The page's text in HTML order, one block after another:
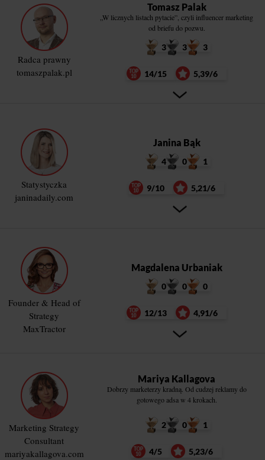
Radca prawny
tomaszpalak.pl
Tomasz Palak
„W licznych listach pytacie”, czyli influencer marketing
od briefu do pozwu.
3 3 3
14/15 5,39/6
Statystyczka
janinadaily.com
Janina Bąk
4 0 1
9/10 5,21/6
Founder & Head of
Strategy
MaxTractor
Magdalena Urbaniak
0 0 0
12/13 4,91/6
Marketing Strategy
Consultant
mariyakallagova.com
Mariya Kallagova
Dobrzy marketerzy kradną. Od cudzej reklamy do
gotowego adsa w 4 krokach.
2 0 1
4/5 5,23/6